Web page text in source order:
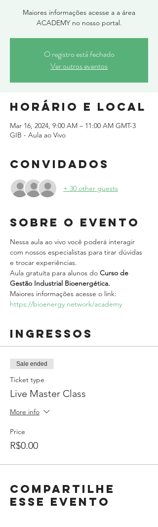
Maiores informações acesse a a área
ACADEMY no nosso portal.
O registro está fechado
Ver outros eventos
Horário e local
Mar 16, 2024, 9:00 AM – 11:00 AM GMT-3
GIB - Aula ao Vivo
Convidados
+ 30 other guests
Sobre o evento
Nessa aula ao vivo você poderá interagir
com nossos especialistas para tirar dúvidas
e trocar experiências.
Aula gratuíta para alunos do Curso de
Gestão Industrial Bioenergética.
Maiores informações acesse o link:
https://bioenergy.network/academy
Ingressos
Sale ended
Ticket type
Live Master Class
More info
Price
R$0.00
Compartilhe
esse evento